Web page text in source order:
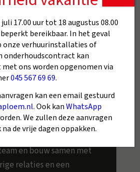
Limburg?
waar jij als
nummer bent, maar
familielid. Bij ons krijg je
ondersteuning om
te leveren. Sluit je aan
en bouw samen met
relaties en een
17.00 uur tot 18 augustus 08.00
bereikbaar. In het geval
onze verhuurinstallaties of
onderhoudscontract kan
ons worden opgenomen via
045 567 69 69.
kan een email gestuurd
. Ook kanWhatsApp
We zullen deze aanvragen
de vrije dagen oppakken.